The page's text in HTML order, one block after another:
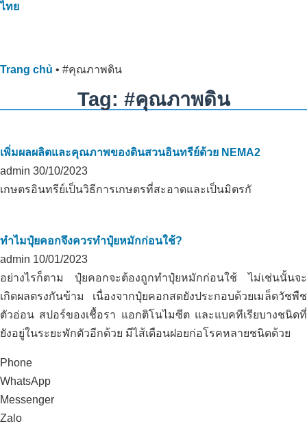
ไทย
Trang chủ • #คุณภาพดิน
Tag: #คุณภาพดิน
เพิ่มผลผลิตและคุณภาพของดินสวนอินทรีย์ด้วย NEMA2
admin 30/10/2023
เกษตรอินทรีย์เป็นวิธีการเกษตรที่สะอาดและเป็นมิตรกั
ทำไมปุ๋ยคอกจึงควรทำปุ๋ยหมักก่อนใช้?
admin 10/01/2023
อย่างไรก็ตาม ปุ๋ยคอกจะต้องถูกทำปุ๋ยหมักก่อนใช้ ไม่เช่นนั้นจะ
เกิดผลตรงกันข้าม เนื่องจากปุ๋ยคอกสดยังประกอบด้วยเมล็ดวัชพืช
ตัวอ่อน สปอร์ของเชื้อรา แอกติโนไมซีต และแบคทีเรียบางชนิดที่
ยังอยู่ในระยะพักตัวอีกด้วย มีไส้เดือนฝอยก่อโรคหลายชนิดด้วย
Phone
WhatsApp
Messenger
Zalo